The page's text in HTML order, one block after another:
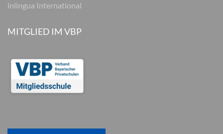
inlingua International
MITGLIED IM VBP